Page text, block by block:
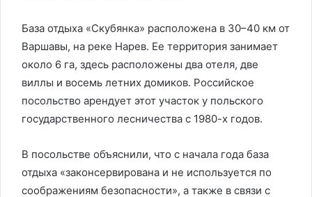
База отдыха «Скубянка» расположена в 30–40 км от
Варшавы, на реке Нарев. Ее территория занимает
около 6 га, здесь расположены два отеля, две
виллы и восемь летних домиков. Российское
посольство арендует этот участок у польского
государственного лесничества с 1980-х годов.
В посольстве объяснили, что с начала года база
отдыха «законсервирована и не используется по
соображениям безопасности», а также в связи с